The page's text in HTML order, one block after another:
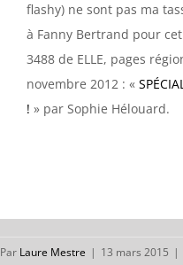
flashy) ne sont pas ma
à Fanny Bertrand pour
3488 de ELLE, pages
novembre 2012 : «
! » par Sophie Hélouard.
Par Laure Mestre | 13 mars 2015 |